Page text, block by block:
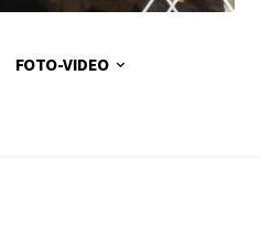
FOTO-VIDEO